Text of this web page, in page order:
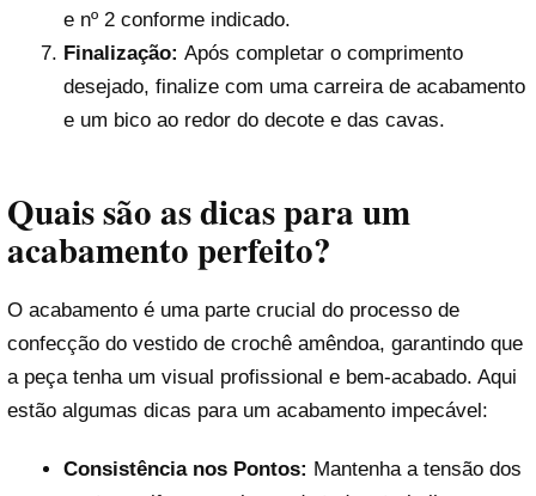
e nº 2 conforme indicado.
Finalização: Após completar o comprimento
desejado, finalize com uma carreira de acabamento
e um bico ao redor do decote e das cavas.
Quais são as dicas para um
acabamento perfeito?
O acabamento é uma parte crucial do processo de
confecção do vestido de crochê amêndoa, garantindo que
a peça tenha um visual profissional e bem-acabado. Aqui
estão algumas dicas para um acabamento impecável:
Consistência nos Pontos: Mantenha a tensão dos